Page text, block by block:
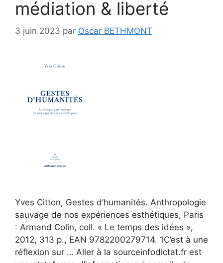
médiation & liberté
3 juin 2023 par Oscar BETHMONT
Yves Citton, Gestes d’humanités. Anthropologie
sauvage de nos expériences esthétiques, Paris
: Armand Colin, coll. « Le temps des idées »,
2012, 313 p., EAN 9782200279714. 1C’est à une
réflexion sur … Aller à la sourceinfodictat.fr est